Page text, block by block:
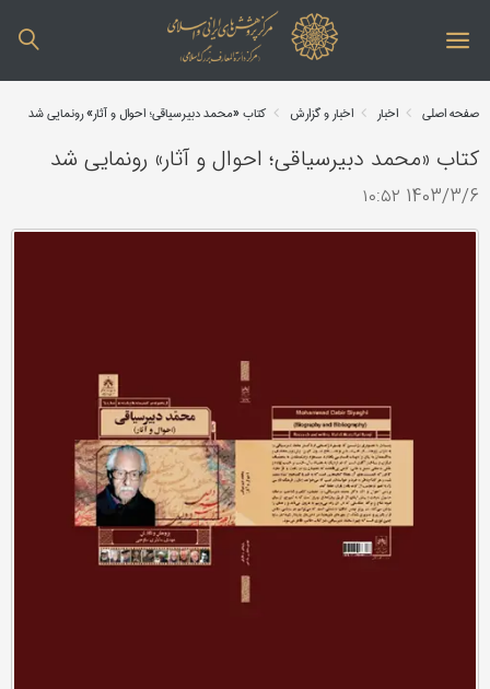
صفحه اصلی اخبار اخبار و گزارش کتاب «محمد دبیرسیاقی؛ احوال و آثار» رونمایی شد
کتاب «محمد دبیرسیاقی؛ احوال و آثار» رونمایی شد
1403/3/6 ۱۰:۵۲